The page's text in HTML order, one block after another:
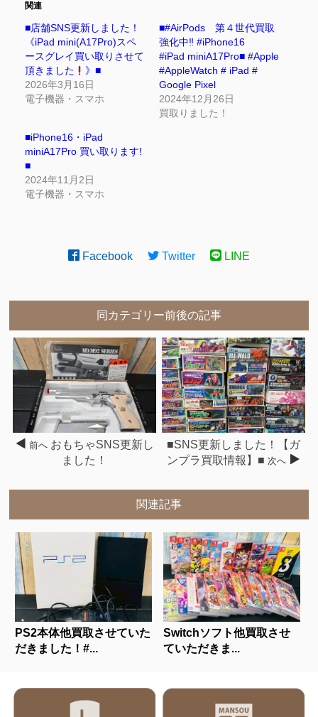
関連
■店舗SNS更新しました！
《iPad mini(A17Pro)スペ
ースグレイ買い取りさせて
頂きました
》■
2026年3月16日
電子機器・スマホ
■#AirPods 第４世代買取
強化中‼ #iPhone16
#iPad miniA17Pro■ #Apple
#AppleWatch # iPad #
Google Pixel
2024年12月26日
買取りました！
■iPhone16・iPad
miniA17Pro 買い取ります!
■
2024年11月2日
電子機器・スマホ
Facebook Twitter LINE
同カテゴリー前後の記事
前へ おもちゃSNS更新し
ました！
■SNS更新しました！【ガ
ンプラ買取情報】■ 次へ
関連記事
PS2本体他買取させていた
だきました！#...
Switchソフト他買取させ
ていただきま...